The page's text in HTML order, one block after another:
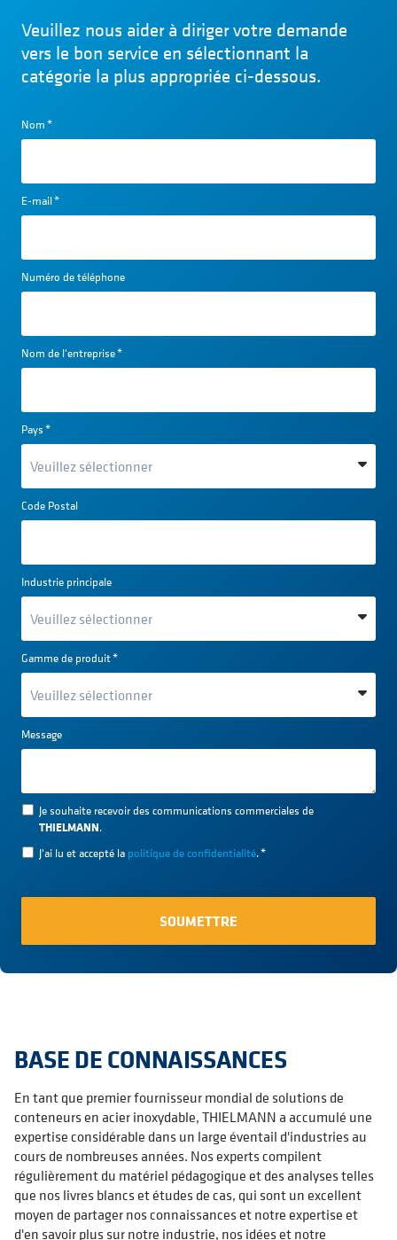
Veuillez nous aider à diriger votre demande
vers le bon service en sélectionnant la
catégorie la plus appropriée ci-dessous.
Nom*
E-mail*
Numéro de téléphone
Nom de l'entreprise*
Pays*
Code Postal
Industrie principale
Gamme de produit*
Message
Je souhaite recevoir des communications commerciales de
THIELMANN.
J'ai lu et accepté la politique de confidentialité.*
BASE DE CONNAISSANCES
En tant que premier fournisseur mondial de solutions de
conteneurs en acier inoxydable, THIELMANN a accumulé une
expertise considérable dans un large éventail d'industries au
cours de nombreuses années. Nos experts compilent
régulièrement du matériel pédagogique et des analyses telles
que nos livres blancs et études de cas, qui sont un excellent
moyen de partager nos connaissances et notre expertise et
d'en savoir plus sur notre industrie, nos idées et notre